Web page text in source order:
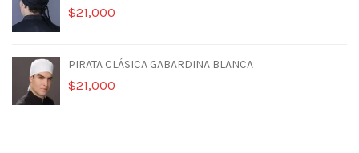
$21,000
PIRATA CLÁSICA GABARDINA BLANCA
$21,000